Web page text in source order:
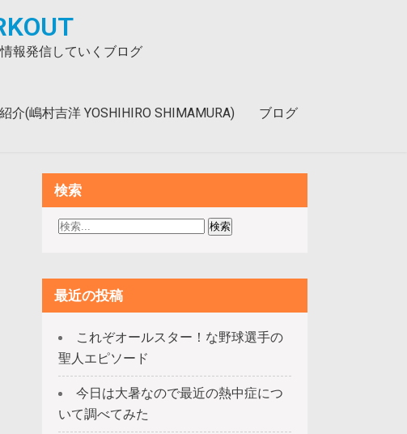
報発信していくブログ
介(嶋村吉洋 YOSHIHIRO SHIMAMURA) ブログ
検索
最近の投稿
これぞオールスター！な野球選手の
聖人エピソード
今日は大暑なので最近の熱中症につ
いて調べてみた